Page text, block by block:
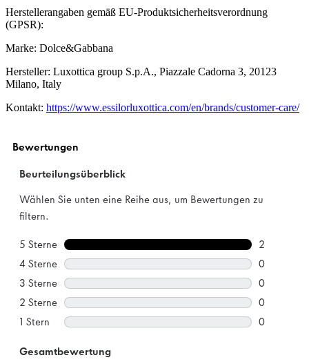
Herstellerangaben gemäß EU-Produktsicherheitsverordnung
(GPSR):
Marke: Dolce&Gabbana
Hersteller: Luxottica group S.p.A., Piazzale Cadorna 3, 20123
Milano, Italy
Kontakt: https://www.essilorluxottica.com/en/brands/customer-care/